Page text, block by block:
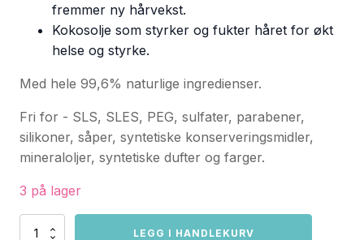
fremmer ny hårvekst.
Kokosolje som styrker og fukter håret for økt
helse og styrke.
Med hele 99,6% naturlige ingredienser.
Fri for - SLS, SLES, PEG, sulfater, parabener,
silikoner, såper, syntetiske konserveringsmidler,
mineraloljer, syntetiske dufter og farger.
3 på lager
Vegan
LEGG I HANDLEKURV